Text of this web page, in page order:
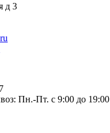
д 3
Пн.-Пт. с 9:00 до 19:00